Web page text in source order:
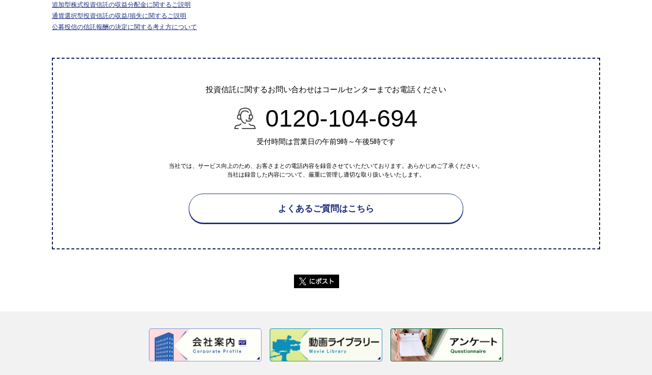
追加型株式投資信託の収益分配金に関するご説明
通貨選択型投資信託の収益/損失に関するご説明
公募投信の信託報酬の決定に関する考え方について
投資信託に関するお問い合わせはコールセンターまでお電話ください
0120-104-694
受付時間は営業日の午前9時～午後5時です
当社では、サービス向上のため、お客さまとの電話内容を録音させていただいております。あらかじめご了承ください。
当社は録音した内容について、厳重に管理し適切な取り扱いをいたします。
よくあるご質問はこちら